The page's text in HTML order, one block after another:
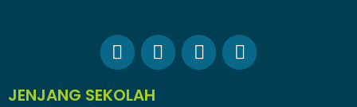
JENJANG SEKOLAH